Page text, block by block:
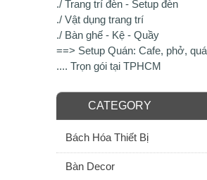
./ Trang trí đèn - Setup đèn
./ Vật dụng trang trí
./ Bàn ghế - Kệ - Quầy
==> Setup Quán: Cafe, phở,
.... Trọn gói tại TPHCM
CATEGORY
Bách Hóa Thiết Bị
Bàn Decor